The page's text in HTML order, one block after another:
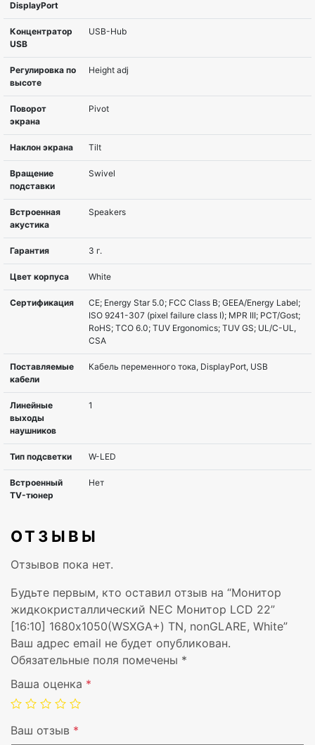
Тип матрицы
Покрытие
экрана
Яркость,
cd/m2
220cd/m2
Угол обзора по
Угол обзора по
вертикали
160°
Контрастность
Количество
16.7M
Время
отклика, мс
5ms
Вход VGA
Вход DVI DVI
Вход
DisplayPort
Концентратор
USB
высоте
Поворот
экрана
Pivot
Наклон экрана
подставки
ОТЗЫВЫ
Отзывов пока нет.
Будьте первым, кто оставил отзыв на “Монитор
жидкокристаллический NEC Монитор LCD 22”
[16:10] 1680х1050(WSXGA+) TN, nonGLARE, White”
Ваш адрес email не будет опубликован.
Обязательные поля помечены *
Ваша оценка *
Ваш отзыв *